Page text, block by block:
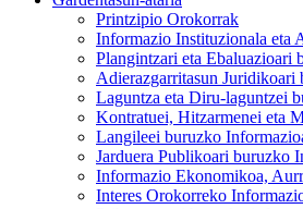
Printzipio Orokorrak
Informazio Instituzionala eta
Plangintzari eta Ebaluazioari
Adierazgarritasun Juridikoari
Laguntza eta Diru-laguntzei
Kontratuei, Hitzarmenei eta
Langileei buruzko
Jarduera Publikoari buruzko
Informazio Ekonomikoa,
Interes Orokorreko